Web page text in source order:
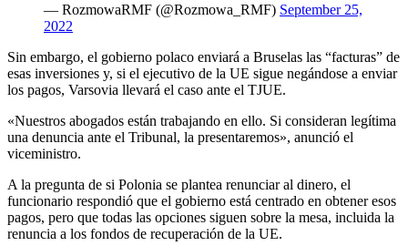
— RozmowaRMF (@Rozmowa_RMF) September 25,
2022
Sin embargo, el gobierno polaco enviará a Bruselas las “facturas” de
esas inversiones y, si el ejecutivo de la UE sigue negándose a enviar
los pagos, Varsovia llevará el caso ante el TJUE.
«Nuestros abogados están trabajando en ello. Si consideran legítima
una denuncia ante el Tribunal, la presentaremos», anunció el
viceministro.
A la pregunta de si Polonia se plantea renunciar al dinero, el
funcionario respondió que el gobierno está centrado en obtener esos
pagos, pero que todas las opciones siguen sobre la mesa, incluida la
renuncia a los fondos de recuperación de la UE.